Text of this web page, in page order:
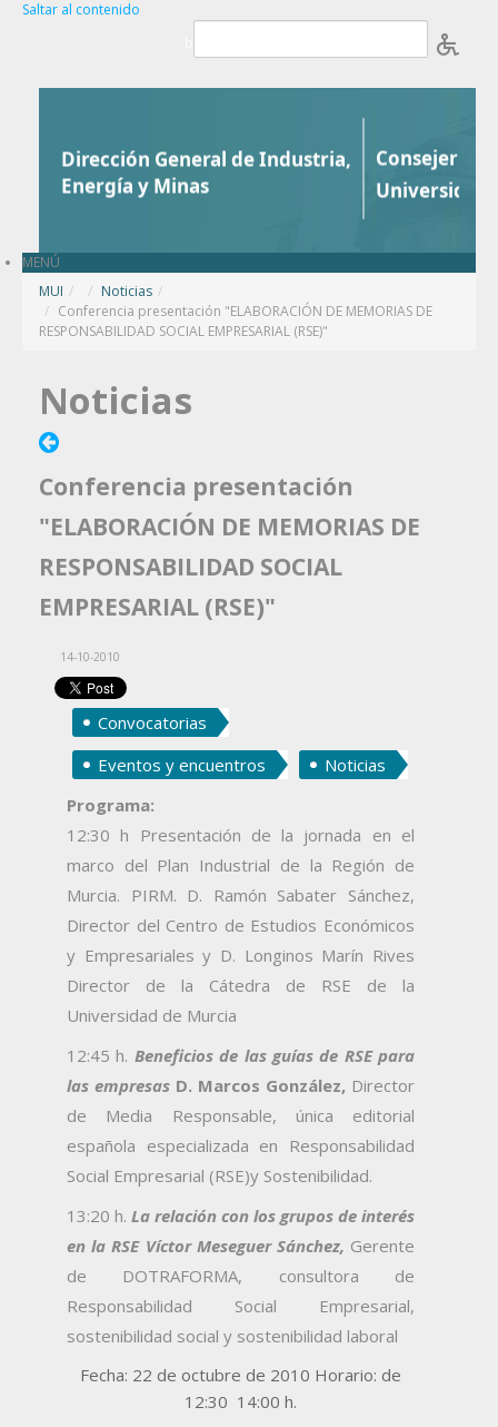
Saltar al contenido
MENÚ
MUI / Noticias /
Conferencia presentación "ELABORACIÓN DE MEMORIAS DE
RESPONSABILIDAD SOCIAL EMPRESARIAL (RSE)"
Noticias
Conferencia presentación
"ELABORACIÓN DE MEMORIAS DE
RESPONSABILIDAD SOCIAL
EMPRESARIAL (RSE)"
14-10-2010
Convocatorias
Eventos y encuentros
Noticias
Programa:
12:30 h Presentación de la jornada en el
marco del Plan Industrial de la Región de
Murcia. PIRM. D. Ramón Sabater Sánchez,
Director del Centro de Estudios Económicos
y Empresariales y D. Longinos Marín Rives
Director de la Cátedra de RSE de la
Universidad de Murcia
12:45 h. Beneficios de las guías de RSE para
las empresas D. Marcos González, Director
de Media Responsable, única editorial
española especializada en Responsabilidad
Social Empresarial (RSE)y Sostenibilidad.
13:20 h. La relación con los grupos de interés
en la RSE Víctor Meseguer Sánchez, Gerente
de DOTRAFORMA, consultora de
Responsabilidad Social Empresarial,
sostenibilidad social y sostenibilidad laboral
Fecha: 22 de octubre de 2010 Horario: de
12:30  14:00 h.